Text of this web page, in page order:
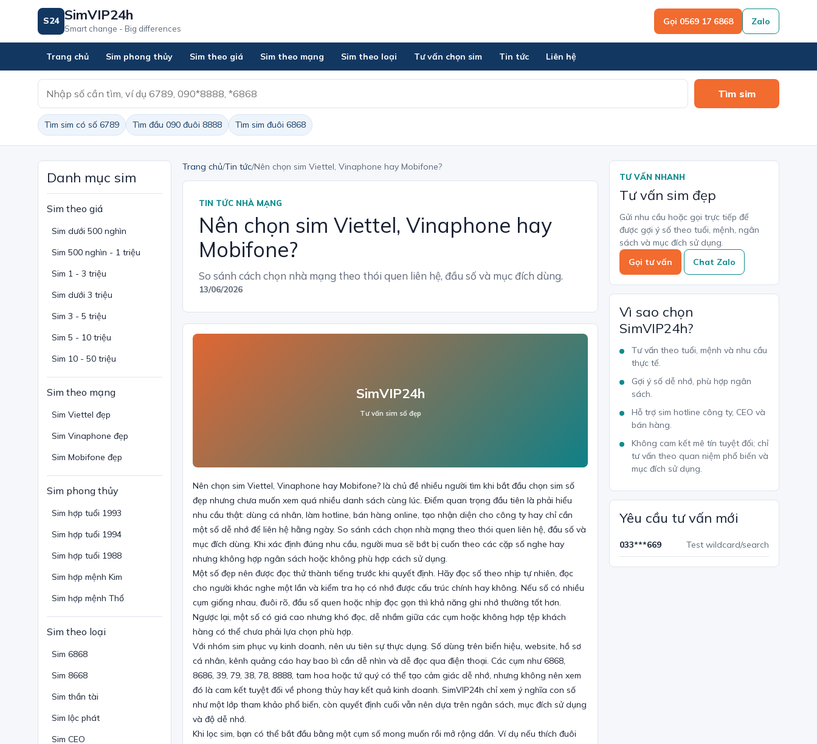
S24 SimVIP24h
Smart change - Big differences
Gọi 0569 17 6868 Zalo
Trang chủ Sim phong thủy Sim theo giá Sim theo mạng Sim theo loại Tư vấn chọn sim Tin tức Liên hệ
Tìm sim
Tìm sim có số 6789 Tìm đầu 090 đuôi 8888 Tìm sim đuôi 6868
Danh mục sim
Sim theo giá
Sim dưới 500 nghìn
Sim 500 nghìn - 1 triệu
Sim 1 - 3 triệu
Sim dưới 3 triệu
Sim 3 - 5 triệu
Sim 5 - 10 triệu
Sim 10 - 50 triệu
Sim theo mạng
Sim Viettel đẹp
Sim Vinaphone đẹp
Sim Mobifone đẹp
Sim phong thủy
Sim hợp tuổi 1993
Sim hợp tuổi 1994
Sim hợp tuổi 1988
Sim hợp mệnh Kim
Sim hợp mệnh Thổ
Sim theo loại
Sim 6868
Sim 8668
Sim thần tài
Sim lộc phát
Sim CEO
Trang chủ/Tin tức/Nên chọn sim Viettel, Vinaphone hay Mobifone?
TIN TỨC NHÀ MẠNG
Nên chọn sim Viettel, Vinaphone hay
Mobifone?
So sánh cách chọn nhà mạng theo thói quen liên hệ, đầu số và mục đích dùng.
13/06/2026
SimVIP24h
Tư vấn sim số đẹp
Nên chọn sim Viettel, Vinaphone hay Mobifone? là chủ đề nhiều người tìm khi bắt đầu chọn sim số
đẹp nhưng chưa muốn xem quá nhiều danh sách cùng lúc. Điểm quan trọng đầu tiên là phải hiểu
nhu cầu thật: dùng cá nhân, làm hotline, bán hàng online, tạo nhận diện cho công ty hay chỉ cần
một số dễ nhớ để liên hệ hằng ngày. So sánh cách chọn nhà mạng theo thói quen liên hệ, đầu số và
mục đích dùng. Khi xác định đúng nhu cầu, người mua sẽ bớt bị cuốn theo các cặp số nghe hay
nhưng không hợp ngân sách hoặc không phù hợp cách sử dụng.
Một số đẹp nên được đọc thử thành tiếng trước khi quyết định. Hãy đọc số theo nhịp tự nhiên, đọc
cho người khác nghe một lần và kiểm tra họ có nhớ được cấu trúc chính hay không. Nếu số có nhiều
cụm giống nhau, đuôi rõ, đầu số quen hoặc nhịp đọc gọn thì khả năng ghi nhớ thường tốt hơn.
Ngược lại, một số có giá cao nhưng khó đọc, dễ nhầm giữa các cụm hoặc không hợp tệp khách
hàng có thể chưa phải lựa chọn phù hợp.
Với nhóm sim phục vụ kinh doanh, nên ưu tiên sự thực dụng. Số dùng trên biển hiệu, website, hồ sơ
cá nhân, kênh quảng cáo hay bao bì cần dễ nhìn và dễ đọc qua điện thoại. Các cụm như 6868,
8686, 39, 79, 38, 78, 8888, tam hoa hoặc tứ quý có thể tạo cảm giác dễ nhớ, nhưng không nên xem
đó là cam kết tuyệt đối về phong thủy hay kết quả kinh doanh. SimVIP24h chỉ xem ý nghĩa con số
như một lớp tham khảo phổ biến, còn quyết định cuối vẫn nên dựa trên ngân sách, mục đích sử dụng
và độ dễ nhớ.
Khi lọc sim, bạn có thể bắt đầu bằng một cụm số mong muốn rồi mở rộng dần. Ví dụ nếu thích đuôi
TƯ VẤN NHANH
Tư vấn sim đẹp
Gửi nhu cầu hoặc gọi trực tiếp để
được gợi ý số theo tuổi, mệnh, ngân
sách và mục đích sử dụng.
Gọi tư vấn
Chat Zalo
Vì sao chọn
SimVIP24h?
Tư vấn theo tuổi, mệnh và nhu cầu
thực tế.
Gợi ý số dễ nhớ, phù hợp ngân
sách.
Hỗ trợ sim hotline công ty, CEO và
bán hàng.
Không cam kết mê tín tuyệt đối; chỉ
tư vấn theo quan niệm phổ biến và
mục đích sử dụng.
Yêu cầu tư vấn mới
033***669 Test wildcard/search